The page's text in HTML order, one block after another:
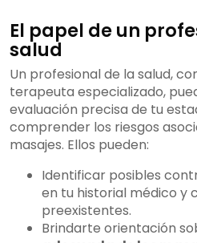
El papel de un
salud
Un profesional de la salud,
terapeuta especializado,
evaluación precisa de tu
comprender los riesgos
masajes. Ellos pueden:
Identificar posibles
en tu historial médico y
preexistentes.
Brindarte orientación